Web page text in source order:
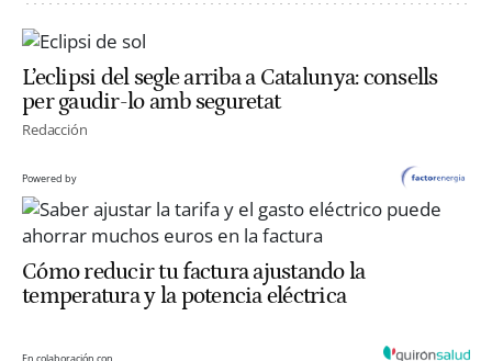
L’eclipsi del segle arriba a Catalunya: consells
per gaudir-lo amb seguretat
Redacción
Powered by
Cómo reducir tu factura ajustando la
temperatura y la potencia eléctrica